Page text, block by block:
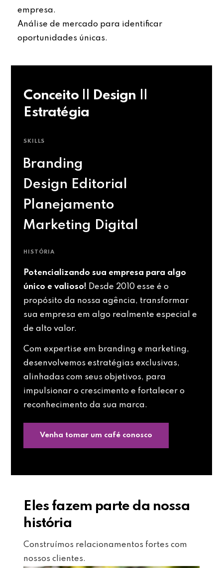
empresa.
Análise de mercado para identificar
oportunidades únicas.
Conceito || Design ||
Estratégia
SKILLS
Branding
Design Editorial
Planejamento
Marketing Digital
HISTÓRIA
Potencializando sua empresa para algo
único e valioso! Desde 2010 esse é o
propósito da nossa agência, transformar
sua empresa em algo realmente especial e
de alto valor.
Com expertise em branding e marketing,
desenvolvemos estratégias exclusivas,
alinhadas com seus objetivos, para
impulsionar o crescimento e fortalecer o
reconhecimento da sua marca.
Venha tomar um café conosco
Eles fazem parte da nossa
história
Construímos relacionamentos fortes com
nossos clientes.